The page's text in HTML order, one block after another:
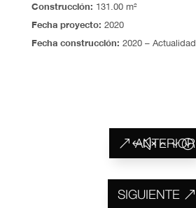
Construcción: 131.00 m²
Fecha proyecto: 2020
Fecha construcción: 2020 – Actualidad
ANTERIOR
SIGUIENTE